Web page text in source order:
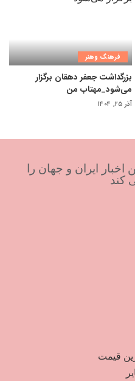
فرهنگ وهنر
بزرگداشت جعفر دهقان برگزار
می‌شود_مهتاب من
آذر ۲۵, ۱۴۰۴
ایران و جهان را
کند